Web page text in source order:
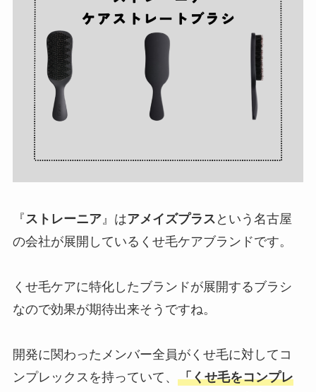
『ストレーニア』はアメイズプラス という名古屋
の会社が展開しているくせ毛ケアブランドです。
くせ毛ケアに特化したブランドが展開するブラシ
なので効果が期待出来そうですね。
開発に関わったメンバー全員がくせ毛に対してコ
ンプレックスを持っていて、 「くせ毛をコンプレ